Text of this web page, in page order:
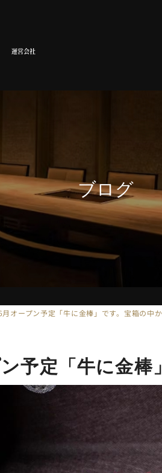
運営会社
ブログ
オープン予定「牛に金棒」です。宝箱の中
予定「牛に金棒